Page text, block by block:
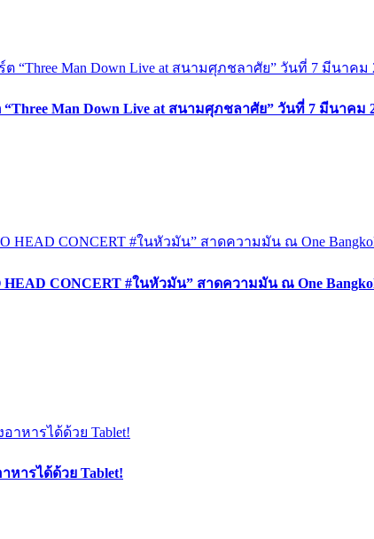
Man Down Live at สนามศุภชลาศัย” วันที่ 7 มีนาคม
CONCERT #ในหัวมัน” สาดความมัน ณ One
หารได้ด้วย Tablet!